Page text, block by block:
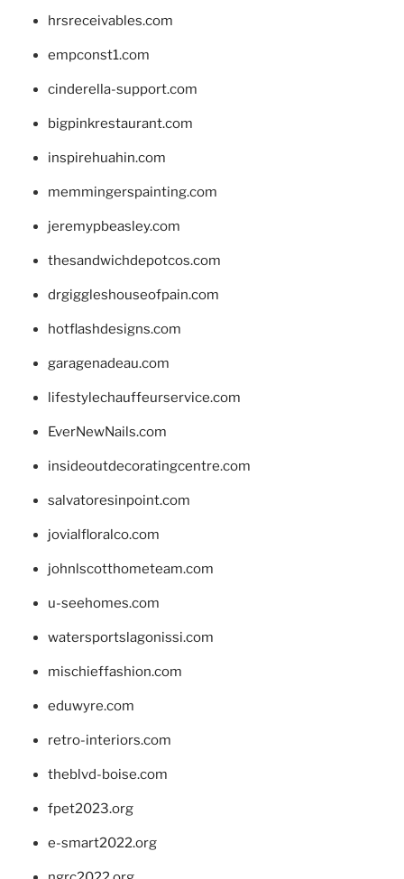
hrsreceivables.com
empconst1.com
cinderella-support.com
bigpinkrestaurant.com
inspirehuahin.com
memmingerspainting.com
jeremypbeasley.com
thesandwichdepotcos.com
drgiggleshouseofpain.com
hotflashdesigns.com
garagenadeau.com
lifestylechauffeurservice.com
EverNewNails.com
insideoutdecoratingcentre.com
salvatoresinpoint.com
jovialfloralco.com
johnlscotthometeam.com
u-seehomes.com
watersportslagonissi.com
mischieffashion.com
eduwyre.com
retro-interiors.com
theblvd-boise.com
fpet2023.org
e-smart2022.org